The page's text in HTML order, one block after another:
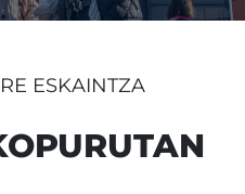
ESKAINTZA